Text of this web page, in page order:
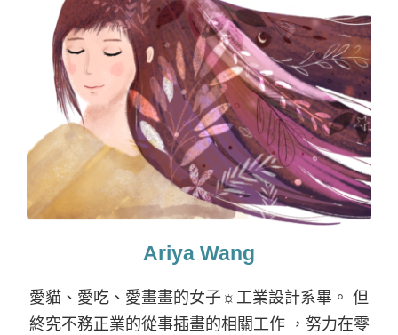
Ariya Wang
愛貓、愛吃、愛畫畫的女子☼工業設計系畢。 但
終究不務正業的從事插畫的相關工作 ，努力在零